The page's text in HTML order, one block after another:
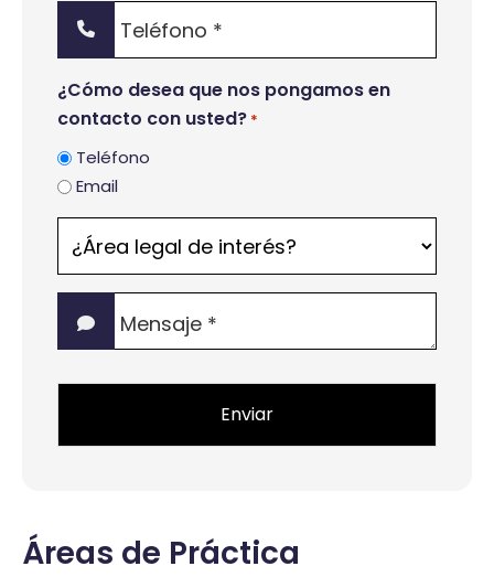
Teléfono
¿Cómo desea que nos pongamos en
contacto con usted? *
Teléfono
Email
¿Área
legal
de
interés?
*
Áreas de Práctica